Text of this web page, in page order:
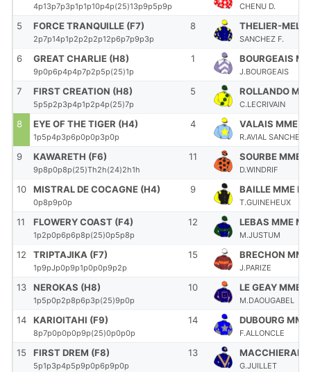
4p13p7p3p1p1p10p4p(25)13p9p5p9p CHENU D.
5 FORCE TRANQUILLE (F7)
2p7p14p1p2p2p2p12p6p7p9p3p
8 THELIER-MELE
SANCHEZ F.
6 GREAT CHARLIE (H8)
9p0p6p4p4p7p2p5p(25)1p
1 BOURGEAIS
J.BOURGEAIS
7 FIRST CREATION (H8)
5p5p2p3p4p1p2p4p(25)7p
5 ROLLANDO
C.LECRIVAIN
8 EYE OF THE TIGER (H4)
1p5p4p3p6p0p0p3p0p
4 VALAIS MME R.
R.AVIAL SANCHEZ
9 KAWARETH (F6)
9p8p0p8p(25)Th2h(24)2h1h
11 SOURBE MME
D.WINDRIF
10 MISTRAL DE COCAGNE (H4)
0p8p9p0p
9 BAILLE MME IRI.
T.GUINEHEUX
11 FLOWERY COAST (F4)
1p2p0p6p6p8p(25)0p5p8p
12 LEBAS MME
M.JUSTUM
12 TRIPTAJIKA (F7)
1p9pJp0p9p1p0p0p9p2p
15 BRECHON
J.PARIZE
13 NEROKAS (H8)
1p5p0p2p8p6p3p(25)9p0p
10 LE GEAY MME
M.DAOUGABEL
14 KARIOITAHI (F9)
8p7p0p0p0p9p(25)0p0p0p
14 DUBOURG
F.ALLONCLE
15 FIRST DREM (F8)
5p1p3p4p5p9p0p6p9p0p
13
G.JUILLET